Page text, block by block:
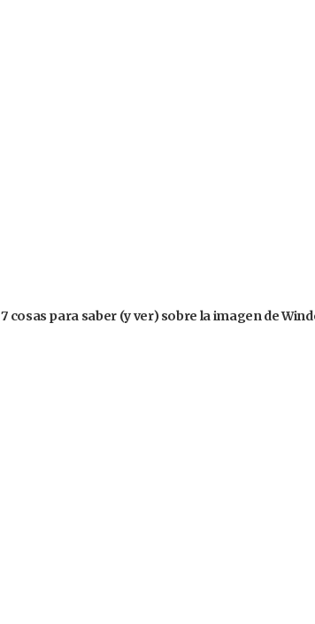
7 cosas para saber (y ver) sobre la imagen de